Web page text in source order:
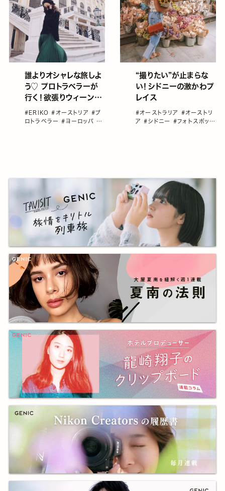
誰よりオシャレな旅しよ
う♡ プロトラベラーが
行く！欲張りウィーン
Trip♡
#ERIKO#オーストリア #プ
ロトラベラー#ヨーロッパ
#
“撮りたい”が止まらな
い！シドニーの激かわプ
レイス
#オーストラリア #オーストリ
ア#シドニー #フォトスポット